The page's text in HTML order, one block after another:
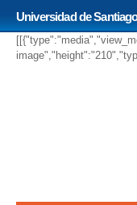
Universidad de